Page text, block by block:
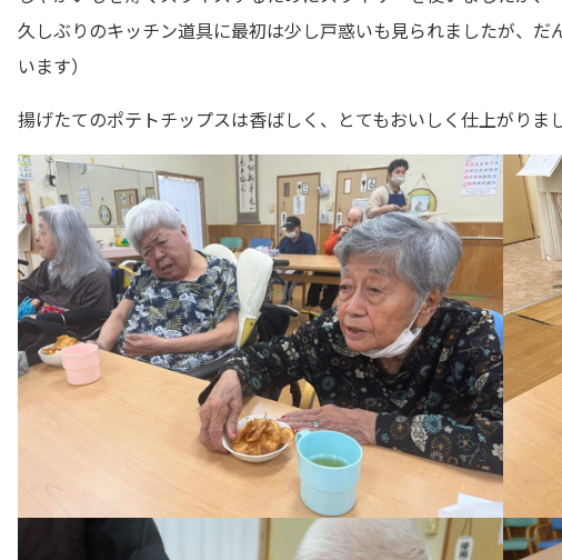
久しぶりのキッチン道具に最初は少し戸惑いも見られましたが、
います）
揚げたてのポテトチップスは香ばしく、とてもおいしく仕上がりま